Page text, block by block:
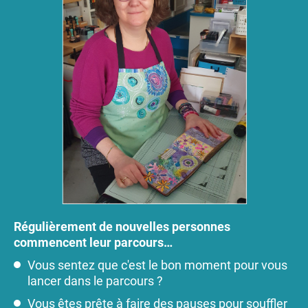
Régulièrement de nouvelles personnes
commencent leur parcours…
Vous sentez que c'est le bon moment pour vous
lancer dans le parcours ?
Vous êtes prête à faire des pauses pour souffler